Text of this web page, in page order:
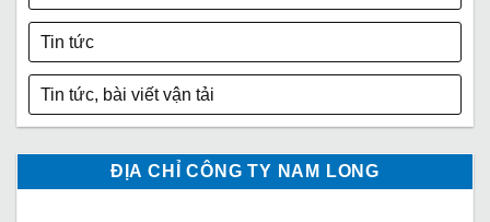
Tin tức
Tin tức, bài viết vận tải
ĐỊA CHỈ CÔNG TY NAM LONG